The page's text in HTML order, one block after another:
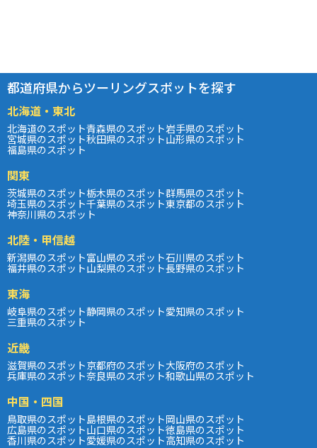
都道府県からツーリングスポットを探す
北海道・東北
北海道のスポット青森県のスポット岩手県のスポット
宮城県のスポット秋田県のスポット山形県のスポット
福島県のスポット
関東
茨城県のスポット栃木県のスポット群馬県のスポット
埼玉県のスポット千葉県のスポット東京都のスポット
神奈川県のスポット
北陸・甲信越
新潟県のスポット富山県のスポット石川県のスポット
福井県のスポット山梨県のスポット長野県のスポット
東海
岐阜県のスポット静岡県のスポット愛知県のスポット
三重県のスポット
近畿
滋賀県のスポット京都府のスポット大阪府のスポット
兵庫県のスポット奈良県のスポット和歌山県のスポット
中国・四国
鳥取県のスポット島根県のスポット岡山県のスポット
広島県のスポット山口県のスポット徳島県のスポット
香川県のスポット愛媛県のスポット高知県のスポット